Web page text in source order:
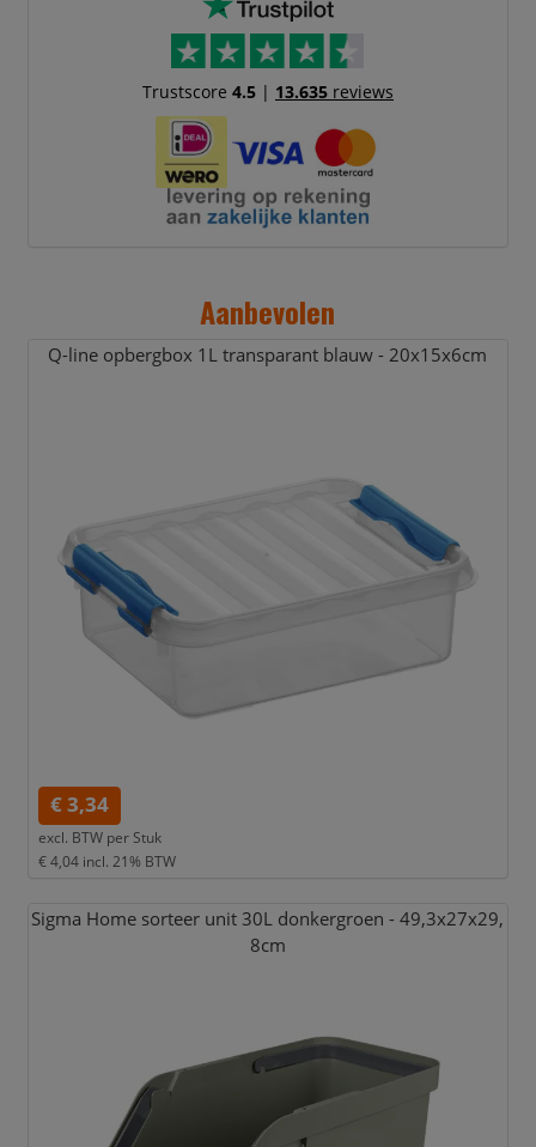
Trustscore 4.5| 13.635reviews
Aanbevolen
Q-line opbergbox 1L transparant blauw - 20x15x6cm
€ 3,34
excl. BTW per Stuk
€ 4,04 incl. 21% BTW
Sigma Home sorteer unit 30L donkergroen - 49,3x27x29,
8cm